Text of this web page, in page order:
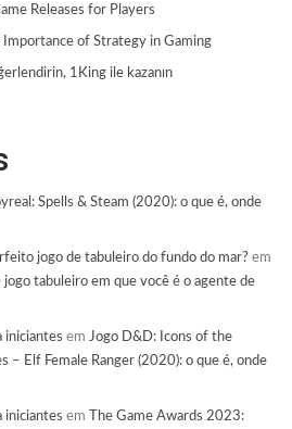
Releases for Players
Importance of Strategy in Gaming
1King ile kazanın
Spells & Steam (2020): o que é, onde
jogo de tabuleiro do fundo do mar? em
jogo tabuleiro em que você é o agente de
iniciantes em Jogo D&D: Icons of the
– Elf Female Ranger (2020): o que é, onde
iniciantes em
The Game Awards 2023: